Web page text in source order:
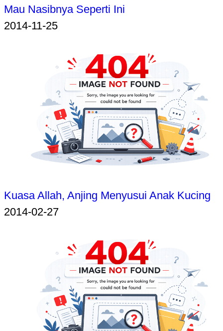
Mau Nasibnya Seperti Ini
2014-11-25
Kuasa Allah, Anjing Menyusui Anak Kucing
2014-02-27